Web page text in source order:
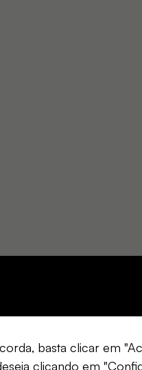
basta clicar em
clicando em